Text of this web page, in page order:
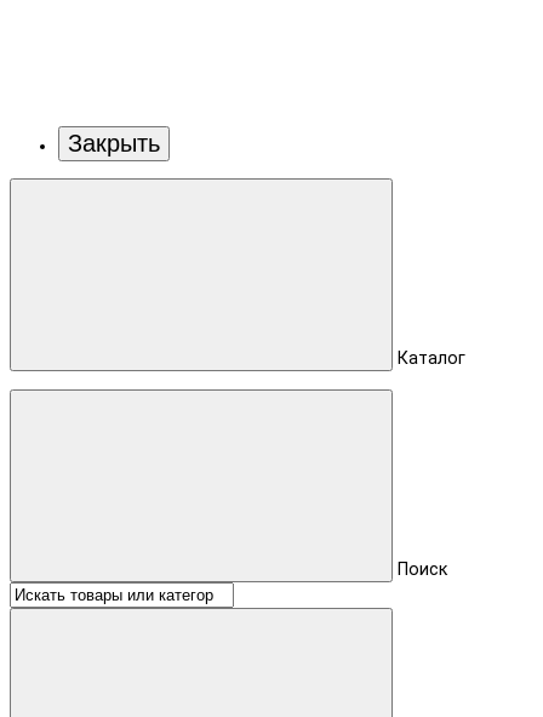
Закрыть
Каталог
Поиск